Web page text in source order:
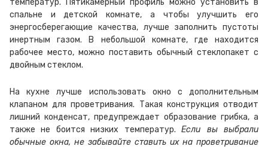
температур. Пятикамерный профиль можно установить в
спальне и детской комнате, а чтобы улучшить его
энергосберегающие качества, лучше заполнить пустоты
инертным газом. В небольшой комнате, где находится
рабочее место, можно поставить обычный стеклопакет с
двойным стеклом.
На кухне лучше использовать окно с дополнительным
клапаном для проветривания. Такая конструкция отводит
лишний конденсат, предупреждает образование грибка, а
также не боится низких температур.Если вы выбрали
обычные окна, не забывайте ставить их на проветривание